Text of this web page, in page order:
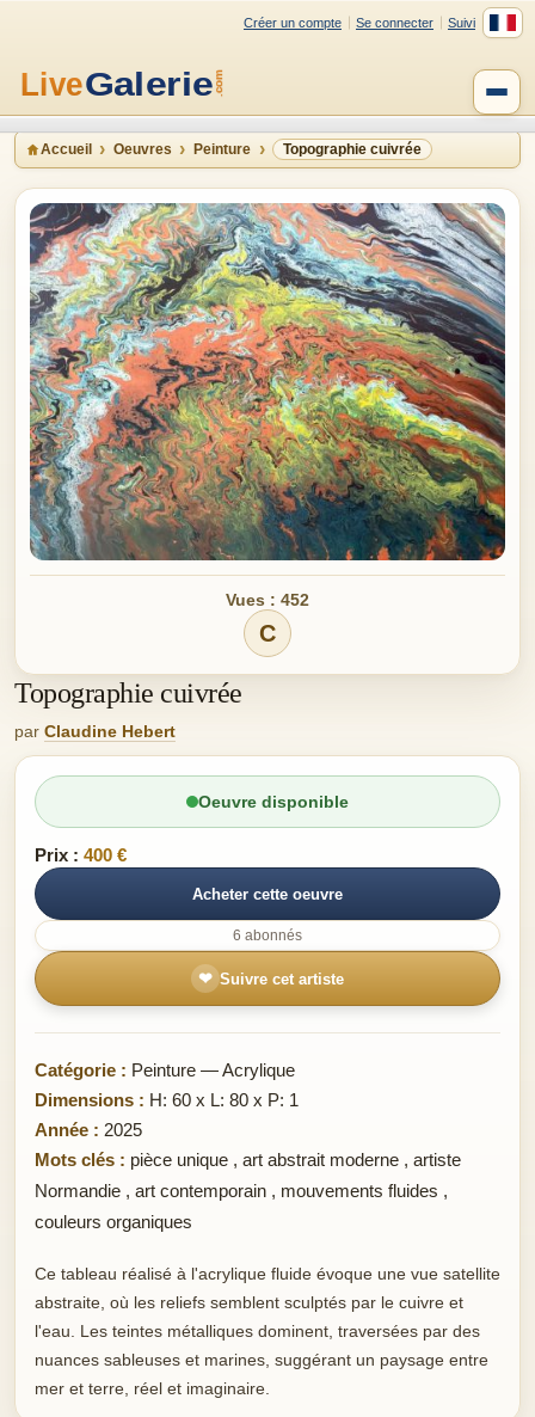
Créer un compte Se connecter Suivi
Accueil Oeuvres Peinture Topographie cuivrée
Vues : 452
C
Topographie cuivrée
par Claudine Hebert
Oeuvre disponible
Prix : 400 €
Acheter cette oeuvre
6 abonnés
❤ Suivre cet artiste
Catégorie : Peinture — Acrylique
Dimensions : H: 60 x L: 80 x P: 1
Année : 2025
Mots clés : pièce unique , art abstrait moderne , artiste
Normandie , art contemporain , mouvements fluides ,
couleurs organiques
Ce tableau réalisé à l'acrylique fluide évoque une vue satellite
abstraite, où les reliefs semblent sculptés par le cuivre et
l'eau. Les teintes métalliques dominent, traversées par des
nuances sableuses et marines, suggérant un paysage entre
mer et terre, réel et imaginaire.